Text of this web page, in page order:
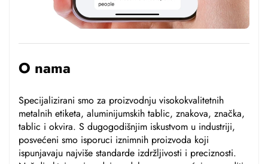
O nama
Specijalizirani smo za proizvodnju visokokvalitetnih
metalnih etiketa, aluminijumskih tablic, znakova, značka,
tablic i okvira. S dugogodišnjim iskustvom u industriji,
posvećeni smo isporuci iznimnih proizvoda koji
ispunjavaju najviše standarde izdržljivosti i preciznosti.